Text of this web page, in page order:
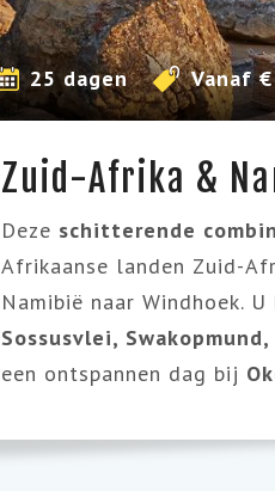
25 dagen Vanaf
Zuid-Afrika &
Deze schitterende
Afrikaanse landen Zuid-
Namibië naar Windhoek. U
Sossusvlei,
een ontspannen dag bij